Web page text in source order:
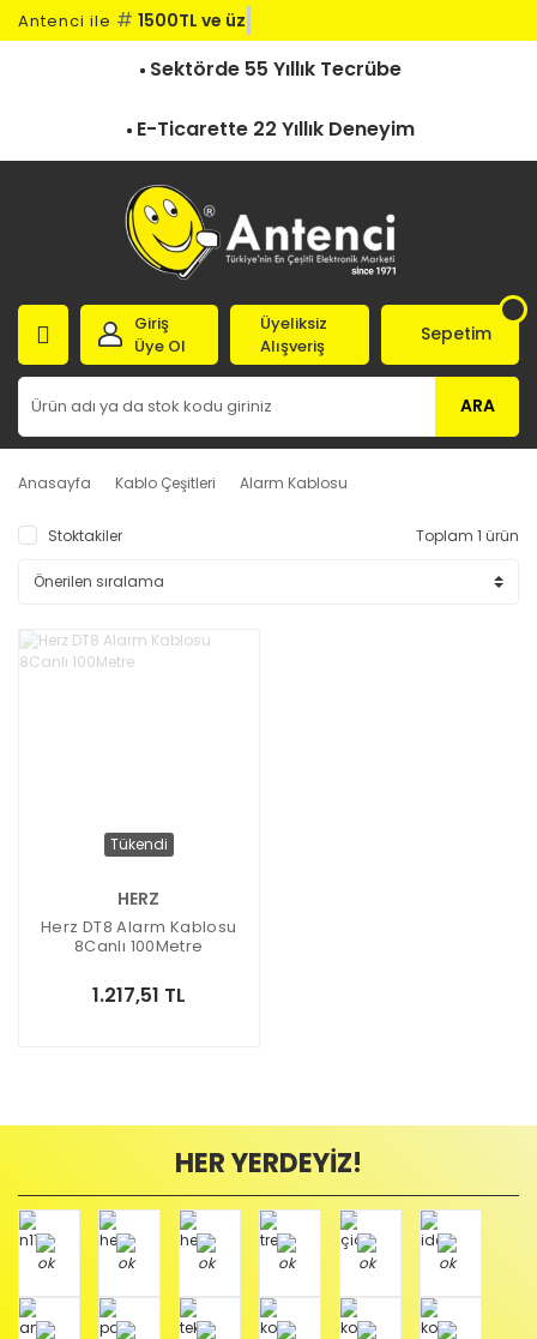
Antenci ile # 1500TL ve üze
Sektörde 55 Yıllık Tecrübe
E-Ticarette 22 Yıllık Deneyim
ARA
Giriş
Üye Ol
Üyeliksiz
Alışveriş
Sepetim
Anasayfa Kablo Çeşitleri Alarm Kablosu
Stoktakiler Toplam 1 ürün
Tükendi
HERZ
Herz DT8 Alarm Kablosu
8Canlı 100Metre
1.217,51 TL
HER YERDEYİZ!